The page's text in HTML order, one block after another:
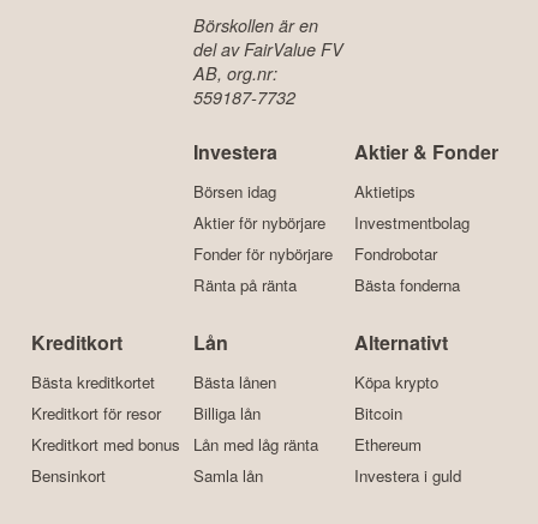
Börskollen är en
del av FairValue FV
AB, org.nr:
559187-7732
Investera
Börsen idag
Aktier för nybörjare
Fonder för nybörjare
Ränta på ränta
Aktier & Fonder
Aktietips
Investmentbolag
Fondrobotar
Bästa fonderna
Kreditkort
Bästa kreditkortet
Kreditkort för resor
Kreditkort med bonus
Bensinkort
Lån
Bästa lånen
Billiga lån
Lån med låg ränta
Samla lån
Alternativt
Köpa krypto
Bitcoin
Ethereum
Investera i guld